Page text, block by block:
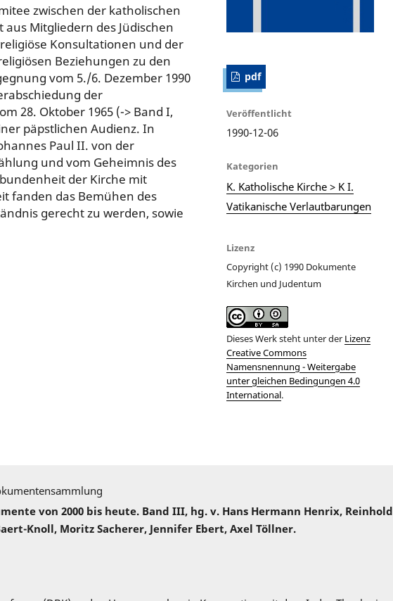
zwischen der katholischen
Mitgliedern des Jüdischen
Konsultationen und der
Beziehungen zu den
vom 5./6. Dezember 1990
der
28. Oktober 1965 (-> Band I,
päpstlichen Audienz. In
Paul II. von der
und vom Geheimnis des
der Kirche mit
fanden das Bemühen des
gerecht zu werden, sowie
pdf
Veröffentlicht
1990-12-06
Kategorien
K. Katholische Kirche > K I.
Vatikanische Verlautbarungen
Lizenz
Copyright (c) 1990 Dokumente
Kirchen und Judentum
Dieses Werk steht unter der Lizenz
Creative Commons
Namensnennung - Weitergabe
unter gleichen Bedingungen 4.0
International.
von 2000 bis heute. Band III, hg. v. Hans Hermann Henrix, Reinhold
Knoll, Moritz Sacherer, Jennifer Ebert, Axel Töllner.